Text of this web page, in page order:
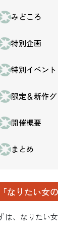
みどころ
特別企画
特別イベント
限定＆新作
開催概要
まとめ
「なりたい女
は、なりたい